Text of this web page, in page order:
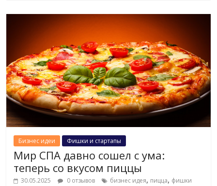
Бизнес идеи Фишки и стартапы
Мир СПА давно сошел с ума:
теперь со вкусом пиццы
30.05.2025 0 отзывов бизнес идея, пицца, фишки